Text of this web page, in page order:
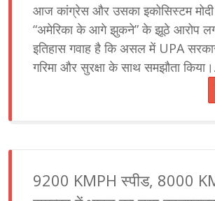
कांग्रेस की पोल
आज कांग्रेस और उसका इकोसिस्टम
“अमेरिका के आगे झुकने” के झूठे आरोप
इतिहास गवाह है कि असल में UPA
गरिमा और सुरक्षा के साथ समझौता
9200 KMPH स्पीड, 8000